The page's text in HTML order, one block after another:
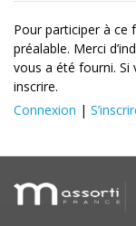
Pour participer à ce
préalable. Merci
vous a été fourni. Si
inscrire.
Connexion |